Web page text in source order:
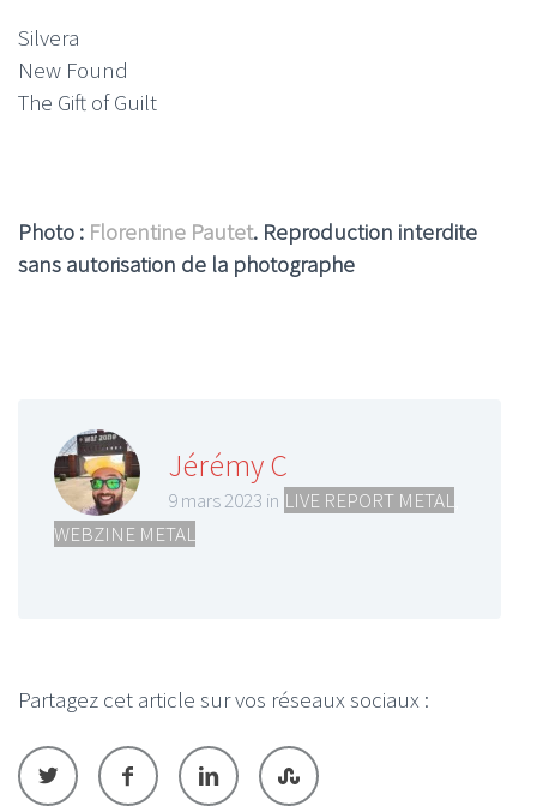
Silvera
New Found
The Gift of Guilt
Photo : Florentine Pautet. Reproduction interdite
sans autorisation de la photographe
Jérémy C
9 mars 2023 in LIVE REPORT METAL
WEBZINE METAL
Partagez cet article sur vos réseaux sociaux :